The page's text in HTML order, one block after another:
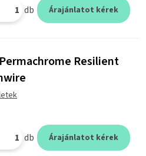
db Árajánlatot kérek
Resilient
db Árajánlatot kérek